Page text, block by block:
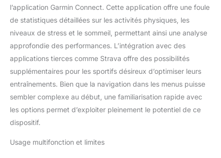
vous permettent de lire
vos SMS, emails ou
notifications des réseaux
sociaux... Consultez
aussi facilement votre
planning de diffusion
pour la journée grâce à
un écran dédié au
calendrier. Garmin
Connect: suivez vos
statistiques de santé,
à l'application Garmin
l’application Garmin Connect. Cette application offre une foule
de statistiques détaillées sur les activités physiques, les
niveaux de stress et le sommeil, permettant ainsi une analyse
approfondie des performances. L’intégration avec des
applications tierces comme Strava offre des possibilités
supplémentaires pour les sportifs désireux d’optimiser leurs
entraînements. Bien que la navigation dans les menus puisse
sembler complexe au début, une familiarisation rapide avec
les options permet d’exploiter pleinement le potentiel de ce
dispositif.
Usage multifonction et limites